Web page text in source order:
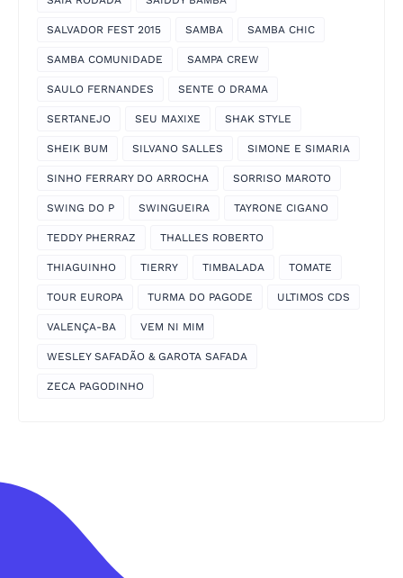
SALVADOR FEST 2015 SAMBA SAMBA CHIC
SAMBA COMUNIDADE SAMPA CREW
SAULO FERNANDES SENTE O DRAMA
SERTANEJO SEU MAXIXE SHAK STYLE
SHEIK BUM SILVANO SALLES SIMONE E SIMARIA
SINHO FERRARY DO ARROCHA SORRISO MAROTO
SWING DO P SWINGUEIRA TAYRONE CIGANO
TEDDY PHERRAZ THALLES ROBERTO
THIAGUINHO TIERRY TIMBALADA TOMATE
TOUR EUROPA TURMA DO PAGODE ULTIMOS CDS
VALENÇA-BA VEM NI MIM
WESLEY SAFADÃO & GAROTA SAFADA
ZECA PAGODINHO